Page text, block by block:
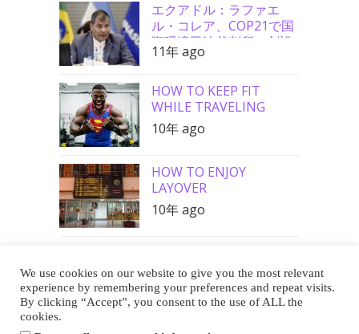
エクアドル：ラファエ
ル・コレア、COP21で国
際環境司法裁判所の創設
を要請
11年 ago
HOW TO KEEP FIT
WHILE TRAVELING
10年 ago
HOW TO ENJOY
LAYOVER
10年 ago
Buy Me a Coffee
We use cookies on our website to give you the most relevant
experience by remembering your preferences and repeat visits.
By clicking “Accept”, you consent to the use of ALL the
cookies.